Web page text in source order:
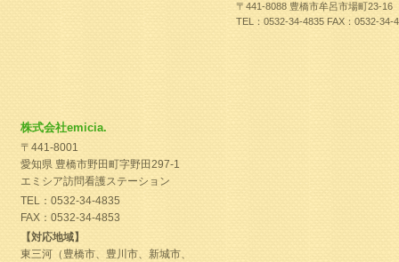
〒441-8088 豊橋市牟呂市場町23-16
TEL：0532-34-4835 FAX：0532-34-
株式会社emicia.
〒441-8001
愛知県 豊橋市野田町字野田297-1
エミシア訪問看護ステーション
TEL：0532-34-4835
FAX：0532-34-4853
【対応地域】
東三河（豊橋市、豊川市、新城市、